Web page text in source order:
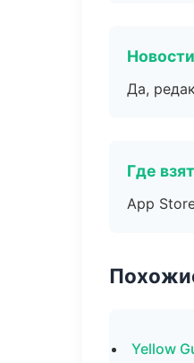
Да,
Где
App
Yellow